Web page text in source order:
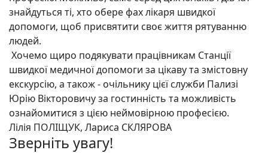
знайдуться ті, хто обере фах лікаря швидкої
допомоги, щоб присвятити своє життя рятуванню
людей.
Хочемо щиро подякувати працівникам Станції
швидкої медичної допомоги за цікаву та змістовну
екскурсію, а також - очільнику цієї служби Пализі
Юрію Вікторовичу за гостинність та можливість
ознайомитися з цією неймовірною професією.
Лілія ПОЛІЩУК, Лариса СКЛЯРОВА
Зверніть увагу!